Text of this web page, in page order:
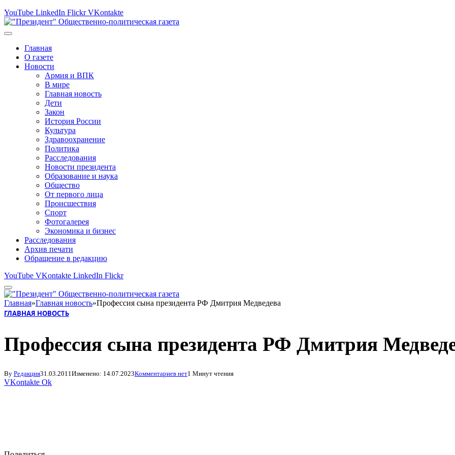
YouTube LinkedIn Flickr VKontakte
Главная
О газете
Новости
Армия и ВПК
В мире
Главная новость
Дети
Закон
История России
Культура
Здравоохранение
Политика
Расследования
Новости президента
Образование и наука
Общество
От первого лица
Происшествия
Спорт
Фотогалерея
Экономика и бизнес
Расследования
Архив печати
Обращение в редакцию
YouTube VKontakte LinkedIn Flickr
Главная»Главная новость»Профессия сына президента РФ Дмитрия Медведева
ГЛАВНАЯ НОВОСТЬ
Профессия сына президента РФ Дмитрия
By Редакция31.03.2011Изменено: 14.07.2023Комментариев нет1 Минут чтения
VKontakte Ok